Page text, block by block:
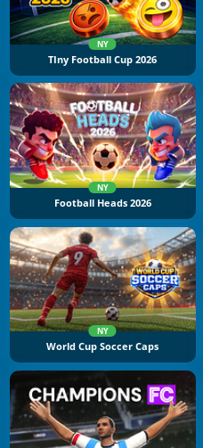
NY
TIny Football Cup 2026
NY
Football Heads 2026
NY
World Cup Soccer Caps